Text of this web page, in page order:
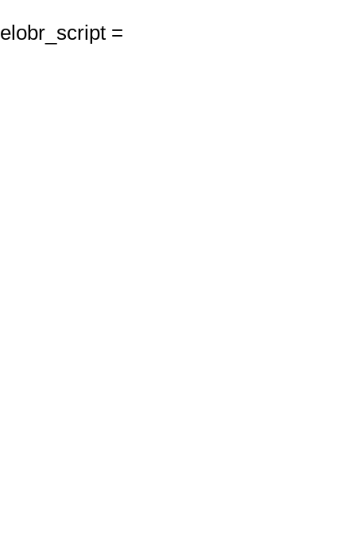
elobr_script =